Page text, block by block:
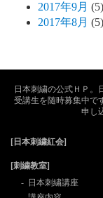
2017年9月 (5)
2017年8月 (5)
日本刺繍の公式ＨＰ。
受講生を随時募集中で
申し
[日本刺繍紅会]
[刺繍教室]
日本刺繍講座